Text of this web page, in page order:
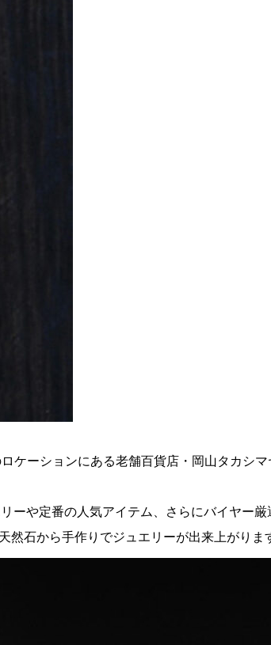
ケーションにある老舗百貨店・岡山タカシマ
ーや定番の人気アイテム、さらにバイヤー厳
然石から手作りでジュエリーが出来上がりま